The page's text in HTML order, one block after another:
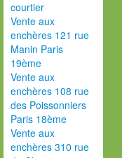
courtier
Vente aux
enchères 121 rue
Manin Paris
19ème
Vente aux
enchères 108 rue
des Poissonniers
Paris 18ème
Vente aux
enchères 310 rue